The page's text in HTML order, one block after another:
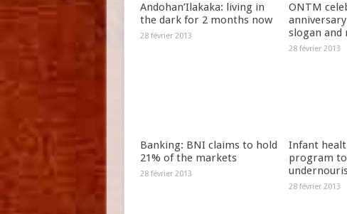
Andohan’Ilakaka: living in
the dark for 2 months now
28 février 2013
ONTM
slogan and
28 février 2013
Banking: BNI claims to hold
21% of the markets
28 février 2013
Infant
program
28 février 2013